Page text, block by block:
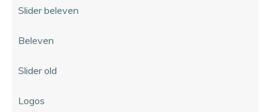
Slider beleven
Beleven
Slider old
Logos